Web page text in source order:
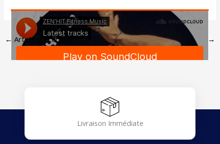
← Article précédent Article suivant →
Livraison Immédiate